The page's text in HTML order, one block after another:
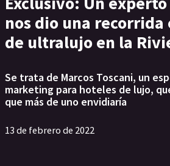
nos dio una recorrida
de ultralujo en la
Se trata de Marcos Toscani, un
marketing para hoteles de lujo,
que más de uno envidiaría
13 de febrero de 2022